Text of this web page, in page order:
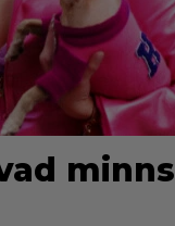
minns